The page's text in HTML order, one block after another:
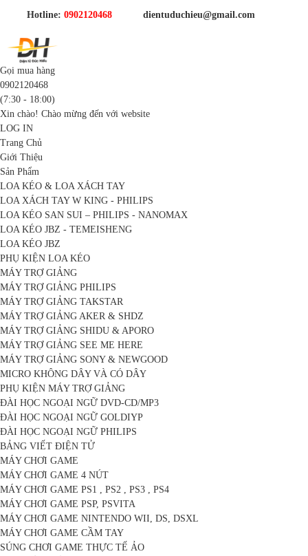
Hotline: 0902120468 dientuduchieu@gmail.com
Gọi mua hàng
0902120468
(7:30 - 18:00)
Xin chào! Chào mừng đến với website
LOG IN
Trang Chủ
Giới Thiệu
Sản Phẩm
LOA KÉO & LOA XÁCH TAY
LOA XÁCH TAY W KING - PHILIPS
LOA KÉO SAN SUI – PHILIPS - NANOMAX
LOA KÉO JBZ - TEMEISHENG
LOA KÉO JBZ
PHỤ KIỆN LOA KÉO
MÁY TRỢ GIẢNG
MÁY TRỢ GIẢNG PHILIPS
MÁY TRỢ GIẢNG TAKSTAR
MÁY TRỢ GIẢNG AKER & SHDZ
MÁY TRỢ GIẢNG SHIDU & APORO
MÁY TRỢ GIẢNG SEE ME HERE
MÁY TRỢ GIẢNG SONY & NEWGOOD
MICRO KHÔNG DÂY VÀ CÓ DÂY
PHỤ KIỆN MÁY TRỢ GIẢNG
ĐÀI HỌC NGOẠI NGỮ DVD-CD/MP3
ĐÀI HỌC NGOẠI NGỮ GOLDIYP
ĐÀI HỌC NGOẠI NGỮ PHILIPS
BẢNG VIẾT ĐIỆN TỬ
MÁY CHƠI GAME
MÁY CHƠI GAME 4 NÚT
MÁY CHƠI GAME PS1 , PS2 , PS3 , PS4
MÁY CHƠI GAME PSP, PSVITA
MÁY CHƠI GAME NINTENDO WII, DS, DSXL
MÁY CHƠI GAME CẦM TAY
SÚNG CHƠI GAME THỰC TẾ ẢO